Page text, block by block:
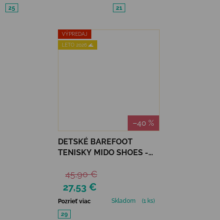
25 21
VÝPREDAJ
LETO 2026 🌊
–40 %
DETSKÉ BAREFOOT
TENISKY MIDO SHOES -
27,53 €
45,90 €
Pozrieť viac Skladom
(1 ks)
29